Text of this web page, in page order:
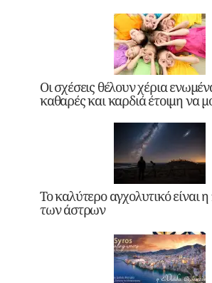
Οι σχέσεις θέλουν χέρια
καθαρές και καρδιά έτοιμη να
Το καλύτερο αγχολυτικό είναι
των άστρων